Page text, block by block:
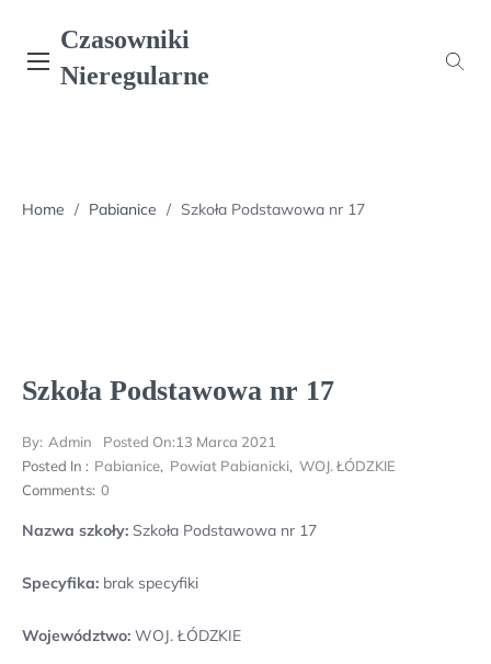
content
Czasowniki
Nieregularne
Home / Pabianice / Szkoła Podstawowa nr 17
Szkoła Podstawowa nr 17
By: Admin Posted On:13 Marca 2021
Posted In : Pabianice, Powiat Pabianicki, WOJ. ŁÓDZKIE
Comments: 0
Nazwa szkoły: Szkoła Podstawowa nr 17
Specyfika: brak specyfiki
Województwo: WOJ. ŁÓDZKIE